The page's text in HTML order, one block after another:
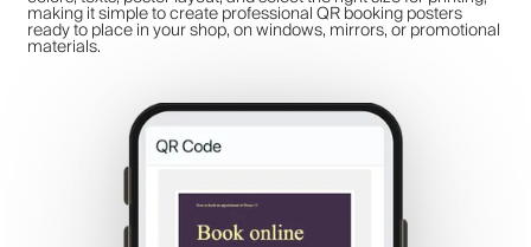
making it simple to create professional QR booking posters
ready to place in your shop, on windows, mirrors, or promotional
materials.